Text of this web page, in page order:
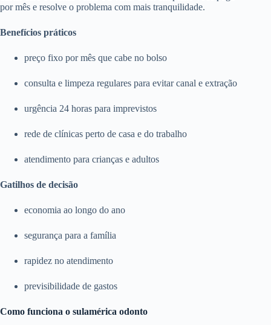
por mês e resolve o problema com mais tranquilidade.
Benefícios práticos
preço fixo por mês que cabe no bolso
consulta e limpeza regulares para evitar canal e extração
urgência 24 horas para imprevistos
rede de clínicas perto de casa e do trabalho
atendimento para crianças e adultos
Gatilhos de decisão
economia ao longo do ano
segurança para a família
rapidez no atendimento
previsibilidade de gastos
Como funciona o sulamérica odonto